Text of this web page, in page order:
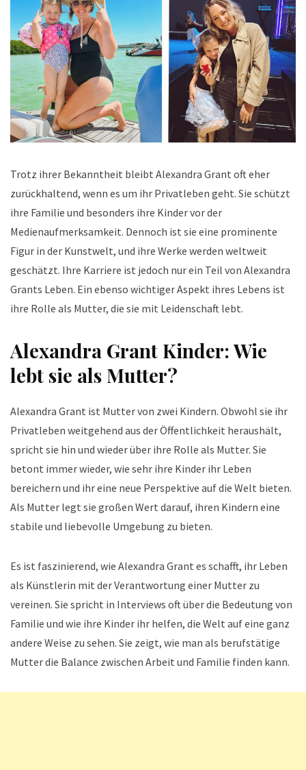
Trotz ihrer Bekanntheit bleibt Alexandra Grant oft eher
zurückhaltend, wenn es um ihr Privatleben geht. Sie schützt
ihre Familie und besonders ihre Kinder vor der
Medienaufmerksamkeit. Dennoch ist sie eine prominente
Figur in der Kunstwelt, und ihre Werke werden weltweit
geschätzt. Ihre Karriere ist jedoch nur ein Teil von Alexandra
Grants Leben. Ein ebenso wichtiger Aspekt ihres Lebens ist
ihre Rolle als Mutter, die sie mit Leidenschaft lebt.
Alexandra Grant Kinder: Wie
lebt sie als Mutter?
Alexandra Grant ist Mutter von zwei Kindern. Obwohl sie ihr
Privatleben weitgehend aus der Öffentlichkeit heraushält,
spricht sie hin und wieder über ihre Rolle als Mutter. Sie
betont immer wieder, wie sehr ihre Kinder ihr Leben
bereichern und ihr eine neue Perspektive auf die Welt bieten.
Als Mutter legt sie großen Wert darauf, ihren Kindern eine
stabile und liebevolle Umgebung zu bieten.
Es ist faszinierend, wie Alexandra Grant es schafft, ihr Leben
als Künstlerin mit der Verantwortung einer Mutter zu
vereinen. Sie spricht in Interviews oft über die Bedeutung von
Familie und wie ihre Kinder ihr helfen, die Welt auf eine ganz
andere Weise zu sehen. Sie zeigt, wie man als berufstätige
Mutter die Balance zwischen Arbeit und Familie finden kann.